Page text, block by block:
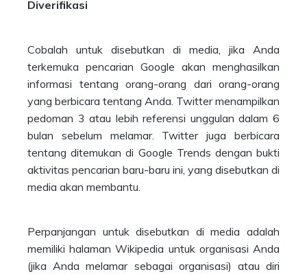
Diverifikasi
Cobalah untuk disebutkan di media, jika Anda
terkemuka pencarian Google akan menghasilkan
informasi tentang orang-orang dari orang-orang
yang berbicara tentang Anda. Twitter menampilkan
pedoman 3 atau lebih referensi unggulan dalam 6
bulan sebelum melamar. Twitter juga berbicara
tentang ditemukan di Google Trends dengan bukti
aktivitas pencarian baru-baru ini, yang disebutkan di
media akan membantu.
Perpanjangan untuk disebutkan di media adalah
memiliki halaman Wikipedia untuk organisasi Anda
(jika Anda melamar sebagai organisasi) atau diri